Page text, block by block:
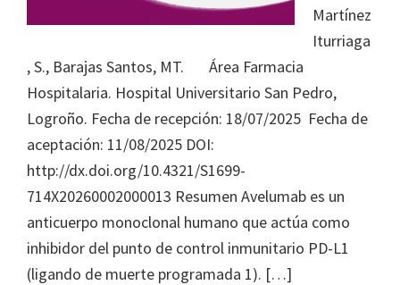
of
System
Pharmacy
Martínez
Iturriaga
, S., Barajas Santos, MT. Área Farmacia
Hospitalaria. Hospital Universitario San Pedro,
Logroño. Fecha de recepción: 18/07/2025 Fecha de
aceptación: 11/08/2025 DOI:
http://dx.doi.org/10.4321/S1699-
714X20260002000013 Resumen Avelumab es un
anticuerpo monoclonal humano que actúa como
inhibidor del punto de control inmunitario PD-L1
(ligando de muerte programada 1). […]